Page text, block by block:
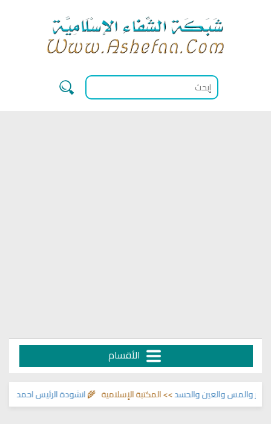
الأقسام
انشودة الرئيس احمد الشرع والمس والعين والحسد>> المكتبة الإسلامية 🌾